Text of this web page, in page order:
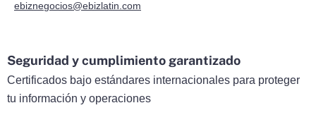
ebiznegocios@ebizlatin.com
Seguridad y cumplimiento garantizado
Certificados bajo estándares internacionales para proteger
tu información y operaciones